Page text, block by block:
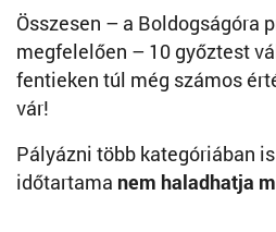
Összesen – a Boldogságóra
megfelelően – 10 győztest
fentieken túl még számos
vár!
Pályázni több kategóriában
időtartama nem haladhatja